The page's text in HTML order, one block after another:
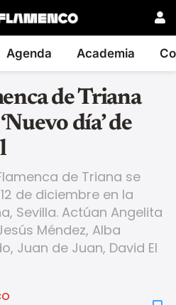
Agenda Academia
de Triana
día’ de
de Triana se
de diciembre en la
Sevilla. Actúan Angelita
Méndez, Alba
Juan de Juan, David El